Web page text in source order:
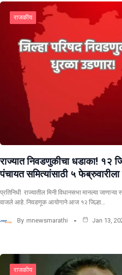
राजकीय
राज्यात निवडणुकीचा धडाका! १२
पंचायत समित्यांसाठी ५
प्रतिनिधी राज्यातील मिनी विधानसभा मानल्या
वाजले आहे. निवडणूक आयोगाने आज १२ जिल्हा…
By mnewsmarathi Jan 13,
राजकीय